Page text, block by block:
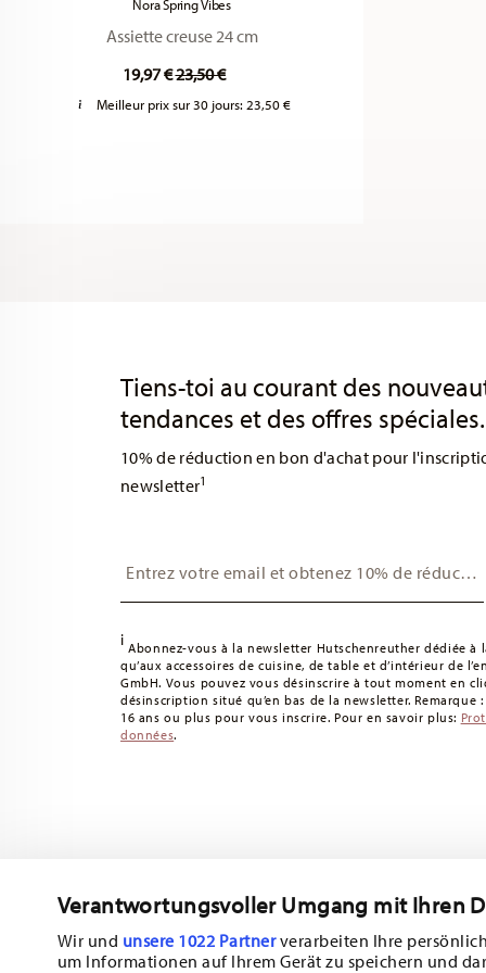
Verantwortungsvoller Umgang mit Ihren
Wir und unsere 1022 Partnerverarbeiten Ihre
um Informationen auf Ihrem Gerät zu speichern und
Nora Spring Vibes
Assiette creuse 24 cm
19,97 €Price reduced from
23,50 €to
Meilleur prix sur 30 jours: 23,50 €
Tiens-toi au courant des
tendances et des offres spéciales.
10% de réduction en bon d'achat pour
newsletter1
i Abonnez-vous à la newsletter Hutschenreuther dédiée à
qu’aux accessoires de cuisine, de table et d’intérieur de
GmbH. Vous pouvez vous désinscrire à tout moment en
désinscription situé qu’en bas de la newsletter. Remarque
16 ans ou plus pour vous inscrire. Pour en savoir plus:
données.
Abonnez-vous à notre newsletter et recevez une réduction